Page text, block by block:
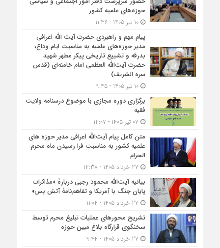
حوزه‌های علمیه کشور
10 تیر 1405 - 11:36
پیام مهم و راهبردی حضرت آیت الله اعرافی
مدیر حوزه‌های علمیه به مناسبت ایام وداع،
بدرقه و تشییع تاریخی پیکر مطهر شهید
حضرت آیت‌الله العظمی امام خامنه‌ای (قدس
سره الشریف)
10 تیر 1405 - 9:45
برگزاری دوره مجازی با موضوع درسنامه ولایت
فقیه
متن کامل پیام آیت‌الله اعرافی مدیر حوزه های
علمیه کشور به مناسبت فرا رسیدن ماه محرم
الحرام
بیانیه آیت‌الله محمود رجبی دربارۀ «مذاکرات
پایان جنگ با آمریکا و تفاهم‌نامۀ آتش بس»
تشریح محورهای عملیات تبلیغ محرم توسط
سخنگوی قرارگاه بلاغ مبین حوزه